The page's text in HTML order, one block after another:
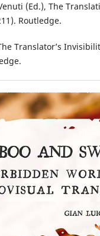
(Ed.), The
Routledge.
Translator’s